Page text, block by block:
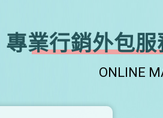
專業行銷外包
ONLINE